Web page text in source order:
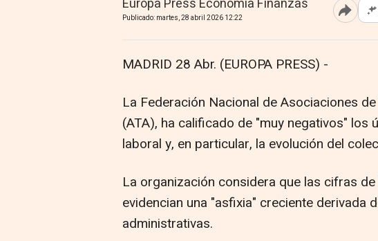
Europa Press Economía Finanzas
Publicado: martes, 28 abril 2026 12:22 Abrir
MADRID 28 Abr. (EUROPA PRESS) -
La Federación Nacional de Asociaciones
(ATA), ha calificado de "muy negativos" los
laboral y, en particular, la evolución del
La organización considera que las cifras
evidencian una "asfixia" creciente derivada
administrativas.